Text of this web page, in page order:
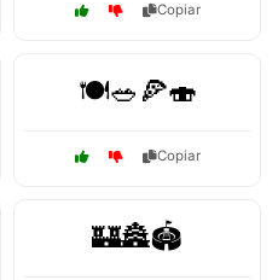
Copiar
🍽️🥗🍕🍣
Copiar
🏰🏯🏟️